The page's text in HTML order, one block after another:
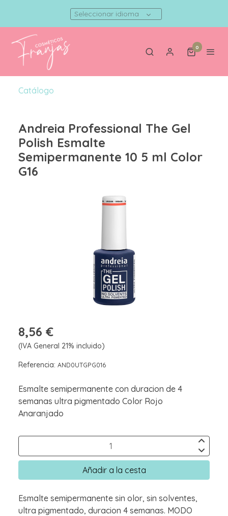
Seleccionar idioma
0
Catálogo
Andreia Professional The Gel
Polish Esmalte
Semipermanente 10 5 ml Color
G16
8,56 €
(IVA General 21% incluido)
Referencia: AND0UTGPG016
Esmalte semipermanente con duracion de 4
semanas ultra pigmentado Color Rojo
Anaranjado
Añadir a la cesta
Esmalte semipermanente sin olor, sin solventes,
ultra pigmentado, duracion 4 semanas. MODO